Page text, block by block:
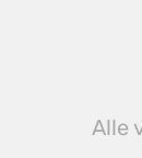
Alle